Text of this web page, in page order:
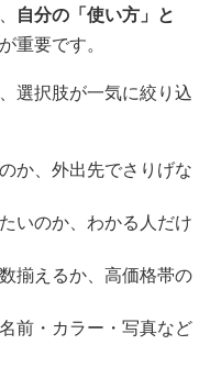
自分の「使い方」と
重要です。
選択肢が一気に絞り込
か、外出先でさりげな
いのか、わかる人だけ
揃えるか、高価格帯の
前・カラー・写真など